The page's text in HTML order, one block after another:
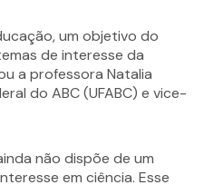
um objetivo do
de interesse da
a professora Natalia
do ABC (UFABC) e vice-
não dispõe de um
em ciência. Esse